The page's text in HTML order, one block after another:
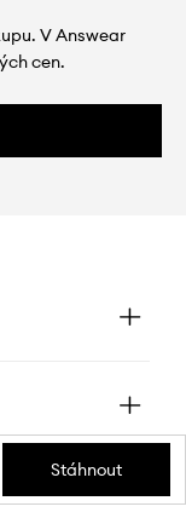
V Answear
cen.
Stáhnout